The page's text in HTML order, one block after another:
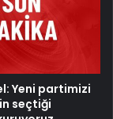
Yeni partimizi
seçtiği